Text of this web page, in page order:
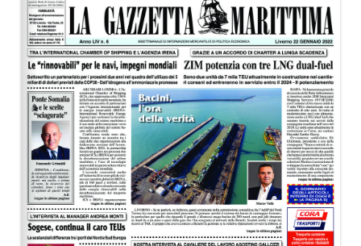
NAUTICA
EDITORIALI